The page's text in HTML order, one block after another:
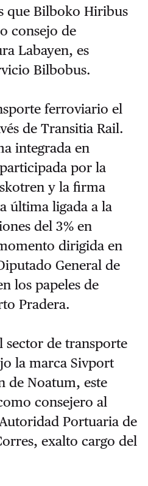
que Bilboko Hiribus
consejo de
Labayen, es
Bilbobus.
ferroviario el
de Transitia Rail.
integrada en
por la
y la firma
última ligada a la
del 3% en
dirigida en
General de
los papeles de
Pradera.
de transporte
la marca Sivport
de Noatum, este
consejero al
Portuaria de
exalto cargo del